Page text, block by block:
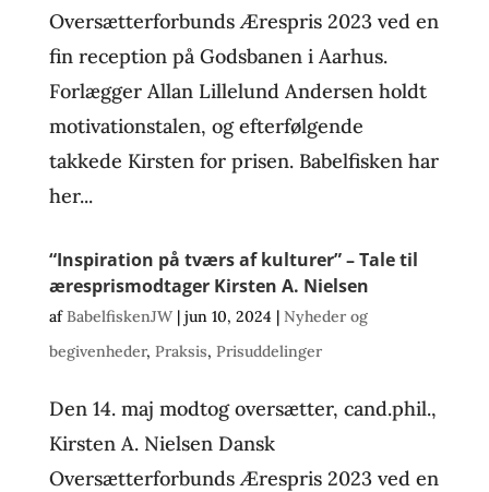
Oversætterforbunds Ærespris 2023 ved en
fin reception på Godsbanen i Aarhus.
Forlægger Allan Lillelund Andersen holdt
motivationstalen, og efterfølgende
takkede Kirsten for prisen. Babelfisken har
her...
“Inspiration på tværs af kulturer” – Tale til
æresprismodtager Kirsten A. Nielsen
afBabelfiskenJW| jun 10, 2024 | Nyheder og
begivenheder, Praksis, Prisuddelinger
Den 14. maj modtog oversætter, cand.phil.,
Kirsten A. Nielsen Dansk
Oversætterforbunds Ærespris 2023 ved en